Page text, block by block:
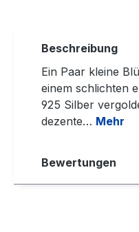
Beschreibung
Ein Paar kleine
einem schlichten
925 Silber
dezente… Mehr
Bewertungen